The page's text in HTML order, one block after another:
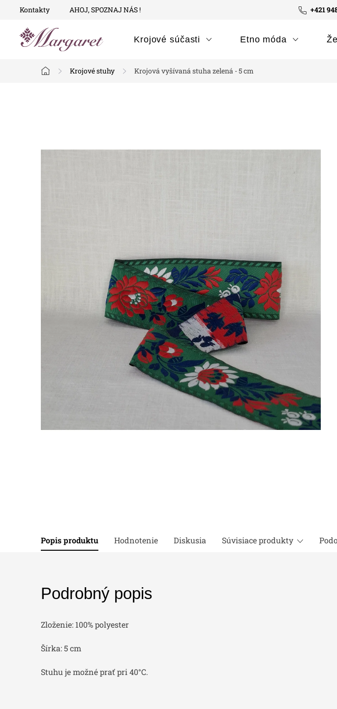
Prejsť
+421
Kontakty AHOJ, SPOZNAJ NÁS !
Krojové súčasti Etno móda
Domov
Krojové stuhy Krojová vyšívaná stuha zelená - 5 cm
Popis produktu Hodnotenie Diskusia Súvisiace produkty
Podrobný popis
Zloženie: 100% polyester
Šírka: 5 cm
Stuhu je možné prať pri 40°C.